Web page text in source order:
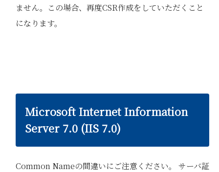
ません。この場合、再度CSR作成をしていただくこと
になります。
Microsoft Internet Information
Server 7.0 (IIS 7.0)
Common Nameの間違いにご注意ください。 サーバ証